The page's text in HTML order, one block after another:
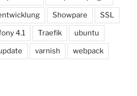
Showpare SSL
4.1 Traefik ubuntu
varnish webpack